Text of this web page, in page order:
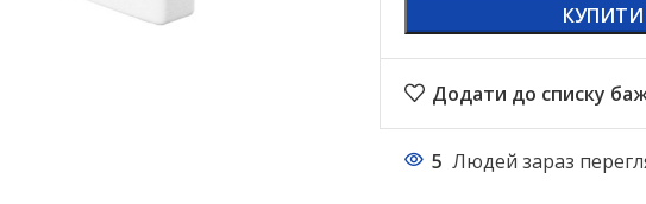
Додати до списку
5 Людей зараз